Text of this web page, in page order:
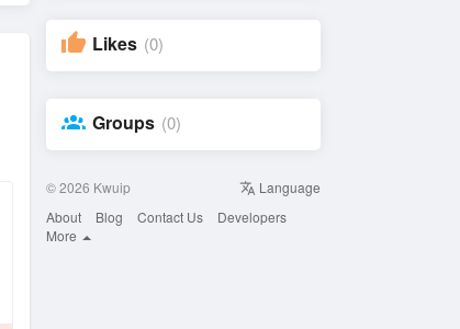
Likes (0)
Groups (0)
Language
© 2026 Kwuip
About
Blog Contact Us
Developers
More